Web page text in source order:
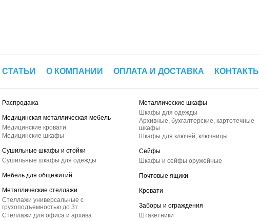
СТАТЬИ О КОМПАНИИ ОПЛАТА И ДОСТАВКА КОНТАКТЫ
Распродажа
Медицинская металлическая мебель
Медицинские кровати
Медицинские шкафы
Сушильные шкафы и стойки
Сушильные шкафы для одежды
Мебель для общежитий
Металлические стеллажи
Стеллажи универсальные с
грузоподъемностью до 3т.
Стеллажи для офиса и архива
Металлические шкафы
Шкафы для одежды
Архивные, бухгалтерские, картотечные
шкафы
Шкафы для ключей, ключницы
Сейфы
Шкафы и сейфы оружейные
Почтовые ящики
Кровати
Заборы и ограждения
Штакетники